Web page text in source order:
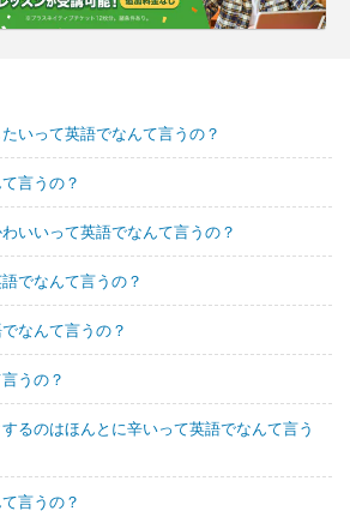
いって英語でなんて言うの？
言うの？
いいって英語でなんて言うの？
でなんて言うの？
なんて言うの？
うの？
るのはほんとに辛いって英語でなんて言う
言うの？